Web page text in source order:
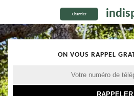
Chantier
ON VOUS RAPPEL